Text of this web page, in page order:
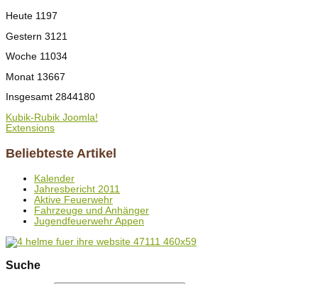
Heute 1197
Gestern 3121
Woche 11034
Monat 13667
Insgesamt 2844180
Kubik-Rubik Joomla!
Extensions
Beliebteste Artikel
Kalender
Jahresbericht 2011
Aktive Feuerwehr
Fahrzeuge und Anhänger
Jugendfeuerwehr Appen
Suche